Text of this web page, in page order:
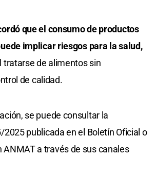
que el consumo de productos
implicar riesgos para la salud,
tratarse de alimentos sin
de calidad.
se puede consultar la
2025 publicada en el Boletín Oficial o
a través de sus canales